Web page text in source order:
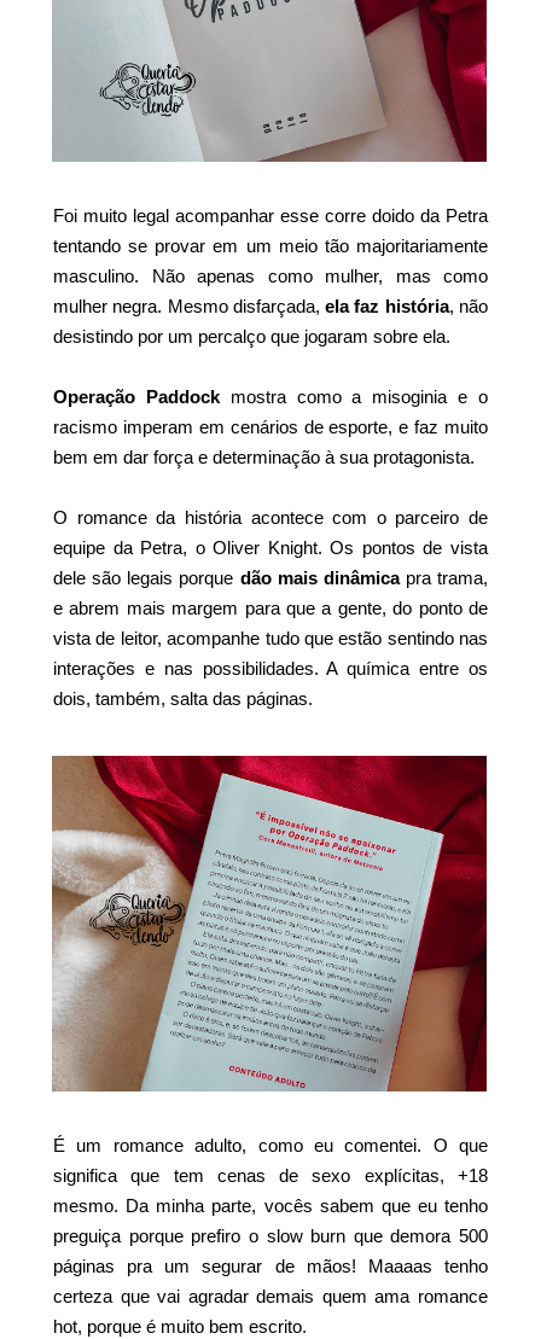
Foi muito legal acompanhar esse corre doido da Petra
tentando se provar em um meio tão majoritariamente
masculino. Não apenas como mulher, mas como
mulher negra. Mesmo disfarçada,ela faz história, não
desistindo por um percalço que jogaram sobre ela.
Operação Paddockmostra como a misoginia e o
racismo imperam em cenários de esporte, e faz muito
bem em dar força e determinação à sua protagonista.
O romance da história acontece com o parceiro de
equipe da Petra, o Oliver Knight. Os pontos de vista
dele são legais porque dão mais dinâmicapra trama,
e abrem mais margem para que a gente, do ponto de
vista de leitor, acompanhe tudo que estão sentindo nas
interações e nas possibilidades. A química entre os
dois, também, salta das páginas.
É um romance adulto, como eu comentei. O que
significa que tem cenas de sexo explícitas, +18
mesmo. Da minha parte, vocês sabem que eu tenho
preguiça porque prefiro o slow burn que demora 500
páginas pra um segurar de mãos! Maaaas tenho
certeza que vai agradar demais quem ama romance
hot, porque é muito bem escrito.